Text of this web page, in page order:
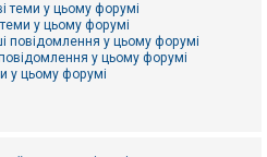
теми у цьому форумі
у цьому форумі
повідомлення у цьому форумі
у цьому форумі
у цьому форумі